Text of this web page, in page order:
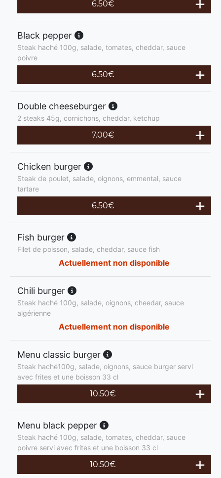
6.50€
Black pepper
Steak haché 100g, salade, tomates, cheddar, sauce
poivre
6.50€
Double cheeseburger
2 steaks 45g, cornichons, cheddar, ketchup
7.00€
Chicken burger
Steak de poulet, salade, oignons, emmental, sauce
tartare
6.50€
Fish burger
Filet de poisson, salade, cheddar, sauce fish
Actuellement non disponible
Chili burger
Steak haché 100g, salade, oignons, cheedar, sauce
algérienne
Actuellement non disponible
Menu classic burger
Steak haché100g, salade, oignons, sauce burger servi
avec frites et une boisson 33 cl
10.50€
Menu black pepper
Steak haché 100g, salade, tomates, cheddar, sauce
poivre servi avec frites et une boisson 33 cl
10.50€